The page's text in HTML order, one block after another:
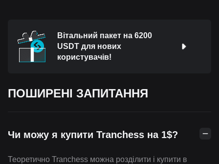
Вітальний пакет на 6200
USDT для нових
користувачів!
ПОШИРЕНІ ЗАПИТАННЯ
Чи можу я купити Tranchess на 1$?
Теоретично Tranchess можна розділити і купити в